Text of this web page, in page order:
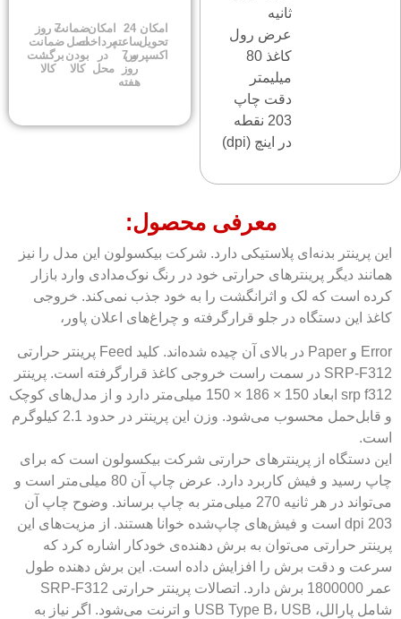
امکان
تحویل
اکسپرس
24
ساعته
و 7
روز
هفته
امکان
پرداخت
در
محل
ضمانت
اصل
بودن
کالا
7 روز
ضمانت
برگشت
کالا
ثانیه
عرض رول
کاغذ 80
میلیمتر
دقت چاپ
203 نقطه
در اینچ (dpi)
معرفی محصول:
این پرینتر بدنه‌ای پلاستیکی دارد. شرکت بیکسولون این مدل را نیز
همانند دیگر پرینترهای حرارتی خود در رنگ نوک‌مدادی وارد بازار
کرده است که لک و اثرانگشت را به خود جذب نمی‌کند. خروجی
کاغذ این دستگاه در جلو قرارگرفته و چراغ‌های اعلان پاور،
Error و Paper در بالای آن چیده شده‌اند. کلید Feed پرینتر حرارتی
SRP-F312 در سمت راست خروجی کاغذ قرارگرفته است. پرینتر
srp f312 ابعاد 150 × 186 × 150 میلی‌متر دارد و از مدل‌های کوچک
و قابل‌حمل محسوب می‌شود. وزن این پرینتر در حدود 2.1 کیلوگرم
است.
این دستگاه از پرینترهای حرارتی شرکت بیکسولون است که برای
چاپ رسید و فیش کاربرد دارد. عرض چاپ آن 80 میلی‌متر است و
می‌تواند در هر ثانیه 270 میلی‌متر به چاپ برساند. وضوح چاپ آن
203 dpi است و فیش‌های چاپ‌شده خوانا هستند. از مزیت‌های این
پرینتر حرارتی می‌توان به برش دهنده‌ی خودکار اشاره کرد که
سرعت و دقت برش را افزایش داده است. این برش دهنده طول
عمر 1800000 برش دارد. اتصالات پرینتر حرارتی SRP-F312
شامل پارالل، USB Type B، USB و اترنت می‌شود. اگر نیاز به